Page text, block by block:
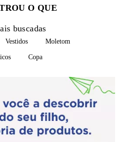
O QUE
buscadas
Vestidos Moletom
Copa